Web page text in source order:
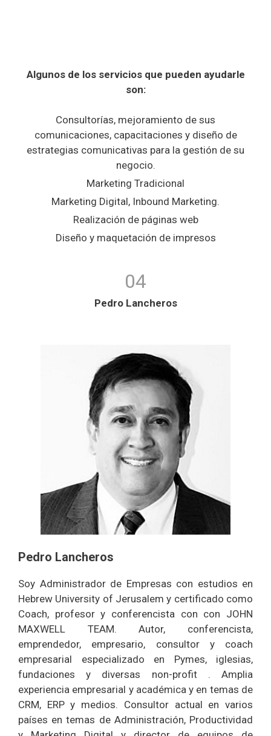
Algunos de los servicios que pueden ayudarle
son:
Consultorías, mejoramiento de sus
comunicaciones, capacitaciones y diseño de
estrategias comunicativas para la gestión de su
negocio.
Marketing Tradicional
Marketing Digital, Inbound Marketing.
Realización de páginas web
Diseño y maquetación de impresos
04
Pedro Lancheros
Pedro Lancheros
Soy Administrador de Empresas con estudios en
Hebrew University of Jerusalem y certificado como
Coach, profesor y conferencista con con JOHN
MAXWELL TEAM. Autor, conferencista,
emprendedor, empresario, consultor y coach
empresarial especializado en Pymes, iglesias,
fundaciones y diversas non-profit . Amplia
experiencia empresarial y académica y en temas de
CRM, ERP y medios. Consultor actual en varios
países en temas de Administración, Productividad